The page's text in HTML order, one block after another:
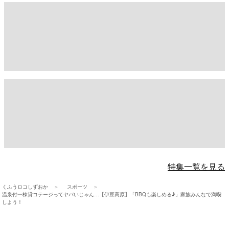
特集一覧を見る
くふうロコしずおか
スポーツ
温泉付一棟貸コテージってヤバいじゃん…【伊豆高原】「BBQも楽しめる♪」家族みんなで満喫
しよう！